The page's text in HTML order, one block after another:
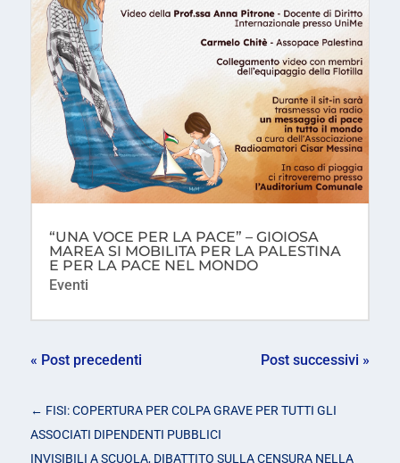
“UNA VOCE PER LA PACE” – GIOIOSA
MAREA SI MOBILITA PER LA PALESTINA
E PER LA PACE NEL MONDO
Eventi
« Post precedenti Post successivi »
← FISI: COPERTURA PER COLPA GRAVE PER TUTTI GLI
ASSOCIATI DIPENDENTI PUBBLICI
INVISIBILI A SCUOLA, DIBATTITO SULLA CENSURA NELLA